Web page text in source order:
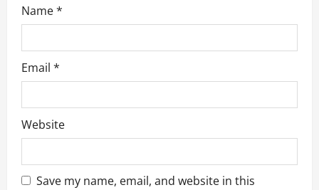
Name*
Email *
Website
Save my name, email, and website in this